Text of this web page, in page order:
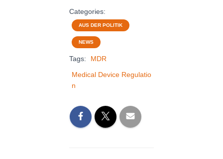
Categories:
AUS DER POLITIK
NEWS
Tags:
MDR
Medical Device Regulatio
n